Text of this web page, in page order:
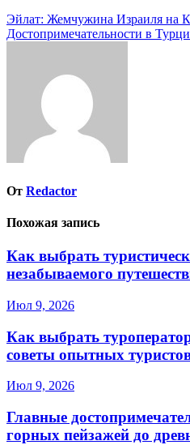
Навигация
по
Эйлат: Жемчужина Израиля на
Достопримечательности в
От Redactor
Похожая запись
Как выбрать
незабываемого
Июл 9, 2026
Как выбрать
советы опытных
Июл 9, 2026
Главные
горных пейзажей до